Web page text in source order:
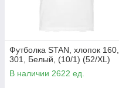
Футболка STAN, хлопок 160,
301, Белый, (10/1) (52/XL)
В наличии 2622 ед.